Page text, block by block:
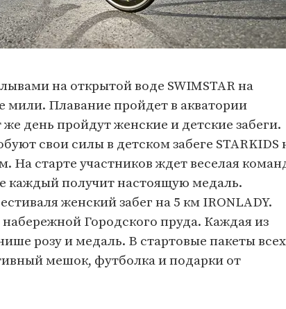
на открытой воде SWIMSTAR на
мили. Плавание пройдет в акватории
же день пройдут женские и детские забеги.
свои силы в детском забеге STARKIDS
На старте участников ждет веселая
каждый получит настоящую медаль.
женский забег на 5 км IRONLADY.
Городского пруда. Каждая из
розу и медаль. В стартовые пакеты всех
мешок, футболка и подарки от